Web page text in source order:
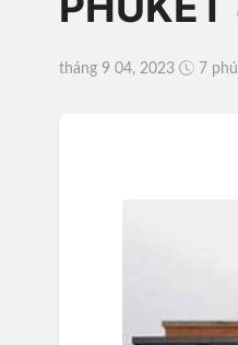
tháng 9 04, 2023 7